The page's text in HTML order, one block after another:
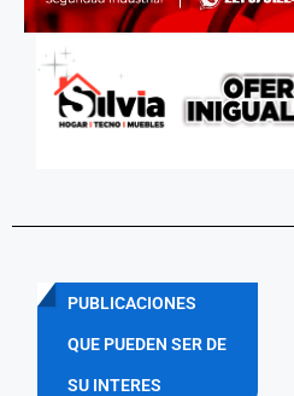
PUBLICACIONES
QUE PUEDEN SER DE
SU INTERES